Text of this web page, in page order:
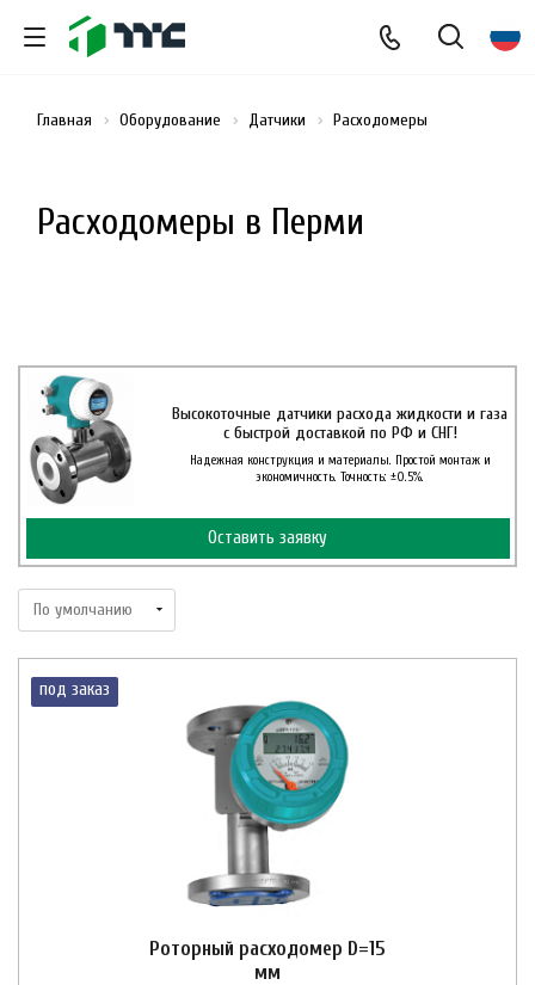
Расходомеры в Перми
Главная Оборудование Датчики Расходомеры
Высокоточные датчики расхода жидкости и газа
с быстрой доставкой по РФ и СНГ!
Надежная конструкция и материалы. Простой монтаж и
экономичность. Точность: ±0.5%.
Оставить заявку
под заказ
Роторный расходомер D=15
мм